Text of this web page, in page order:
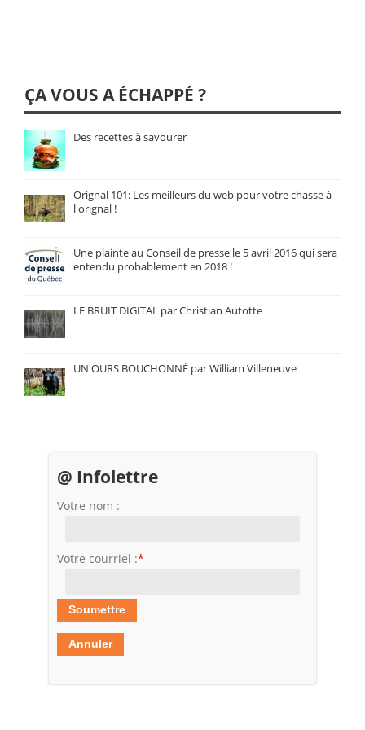
ÇA VOUS A ÉCHAPPÉ ?
Des recettes à savourer
Orignal 101: Les meilleurs du web pour votre chasse à
l'orignal !
Une plainte au Conseil de presse le 5 avril 2016 qui sera
entendu probablement en 2018 !
LE BRUIT DIGITAL par Christian Autotte
UN OURS BOUCHONNÉ par William Villeneuve
@ Infolettre
Votre nom :
Votre courriel :*